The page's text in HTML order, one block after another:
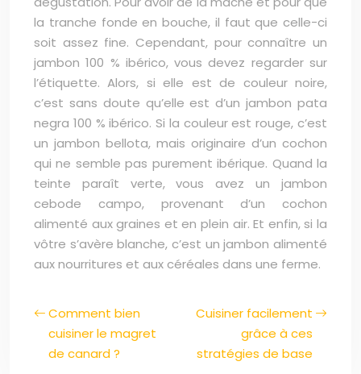
la tranche fonde en bouche, il faut que celle-ci
soit assez fine. Cependant, pour connaître un
jambon 100 % ibérico, vous devez regarder sur
l’étiquette. Alors, si elle est de couleur noire,
c’est sans doute qu’elle est d’un jambon pata
negra 100 % ibérico. Si la couleur est rouge, c’est
un jambon bellota, mais originaire d’un cochon
qui ne semble pas purement ibérique. Quand la
teinte paraît verte, vous avez un jambon
cebode campo, provenant d’un cochon
alimenté aux graines et en plein air. Et enfin, si la
vôtre s’avère blanche, c’est un jambon alimenté
aux nourritures et aux céréales dans une ferme.
Comment bien
cuisiner le magret
de canard ?
Cuisiner facilement
grâce à ces
stratégies de base